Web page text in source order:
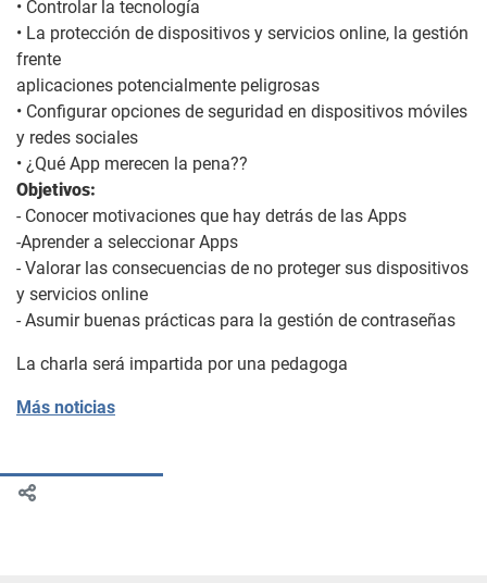
• Controlar la tecnología
• La protección de dispositivos y servicios online, la gestión
frente
aplicaciones potencialmente peligrosas
• Configurar opciones de seguridad en dispositivos móviles
y redes sociales
• ¿Qué App merecen la pena??
Objetivos:
- Conocer motivaciones que hay detrás de las Apps
-Aprender a seleccionar Apps
- Valorar las consecuencias de no proteger sus dispositivos
y servicios online
- Asumir buenas prácticas para la gestión de contraseñas
La charla será impartida por una pedagoga
Más noticias